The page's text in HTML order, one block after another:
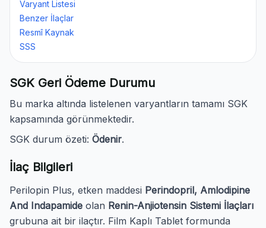
Varyant Listesi
Benzer İlaçlar
Resmî Kaynak
SSS
SGK Geri Ödeme Durumu
Bu marka altında listelenen varyantların tamamı SGK
kapsamında görünmektedir.
SGK durum özeti: Ödenir.
İlaç Bilgileri
Perilopin Plus, etken maddesi Perindopril, Amlodipine
And Indapamide olan Renin-Anjiotensin Sistemi İlaçları
grubuna ait bir ilaçtır. Film Kaplı Tablet formunda